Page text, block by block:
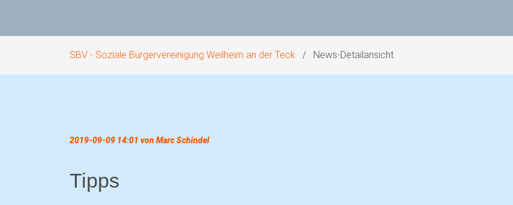
SBV - Soziale Bürgervereinigung Weilheim an der Teck News-Detailansicht
2019-09-09 14:01 von Marc Schindel
Tipps